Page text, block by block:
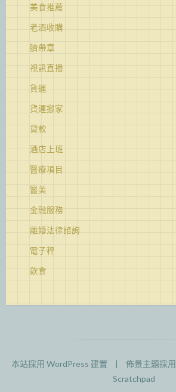
美食推薦
老酒收購
臍帶章
視訊直播
貨運
貨運搬家
貸款
酒店上班
醫療項目
醫美
金融服務
離婚法律諮詢
電子秤
飲食
本站採用 WordPress 建置 | 佈景主題採用
Scratchpad